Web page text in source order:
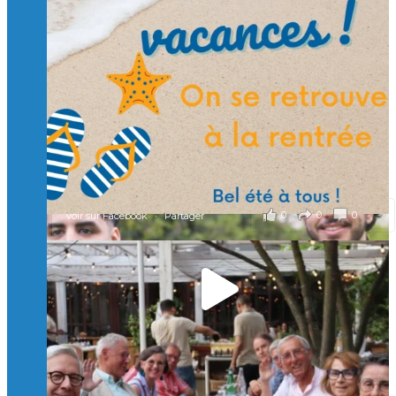
et contribuons ensemble à former les générations
d’ingénieurs de demain. 🙏
Merci à tous !
🎯 Taxe d’apprentissage 2026 : avec l'Isep, investissez pour
un numérique au service de l'humain !
À l’Isep, nous formons des ingénieurs, des bachelors, des
Mastères Spécialisés, qui allient excellence technologique et
valeurs humaines, au cœur de notre pro
...Voir plus
il y a 2 mois
0 0 0
Voir sur Facebook · Partager
🚀Afterwork à Genève 🚀
🥳 Le 22 avril dernier, 14 Alumni vivant / travaillant
en Suisse ont partagé un moment convivial de
retrouvailles et d'échanges !
Merci à tous pour votre présence et à Alexandre